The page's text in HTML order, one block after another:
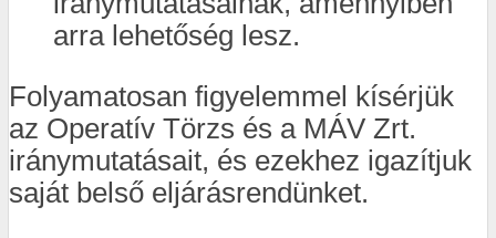
arra lehetőség lesz.
Folyamatosan figyelemmel kísérjük
az Operatív Törzs és a MÁV Zrt.
iránymutatásait, és ezekhez igazítjuk
saját belső eljárásrendünket.